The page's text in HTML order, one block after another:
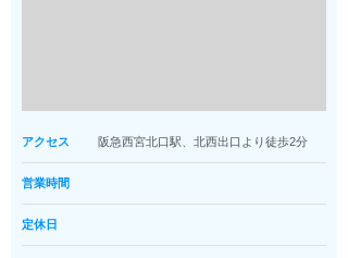
アクセス 阪急西宮北口駅、北西出口より徒歩2分
営業時間
定休日